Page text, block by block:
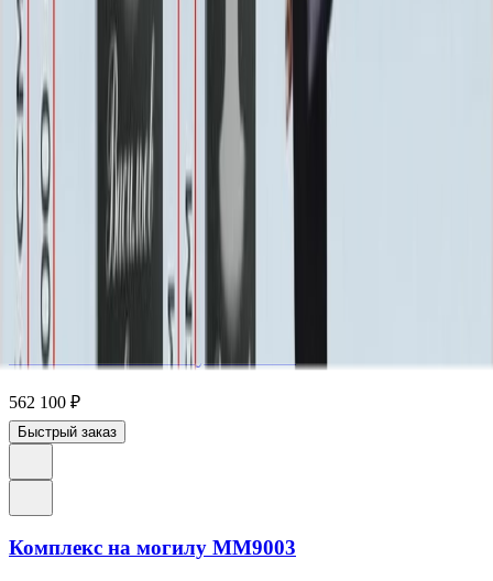
572 053
Быстрый заказ
Комплекс на могилу ММ9001
596 265
Быстрый заказ
Комплекс на могилу ММ9002
562 100 ₽
Быстрый заказ
Комплекс на могилу ММ9003